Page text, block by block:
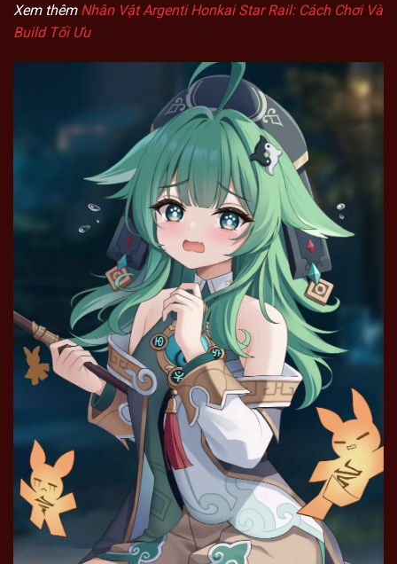
Xem thêm Nhân Vật Argenti Honkai Star Rail: Cách Chơi Và
Build Tối Ưu